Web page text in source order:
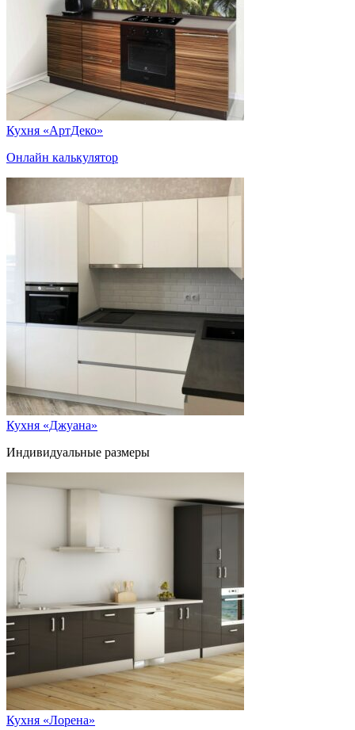
Кухня «АртДеко»
Онлайн калькулятор
Кухня «Джуана»
Индивидуальные размеры
Кухня «Лорена»